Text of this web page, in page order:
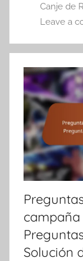
Canje de
Leave a
campaña
Solución